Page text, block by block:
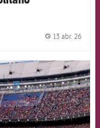
13 abr. 26
badge